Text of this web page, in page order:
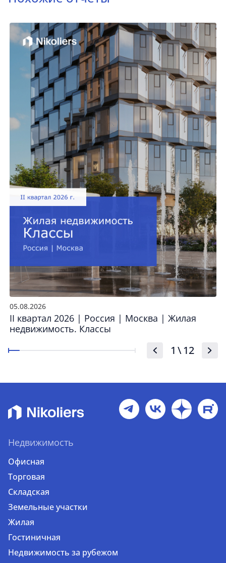
05.08.2026
II квартал 2026 | Россия | Москва | Жилая
недвижимость. Классы
1 \12
Недвижимость
Офисная
Торговая
Складская
Земельные участки
Жилая
Гостиничная
Недвижимость за рубежом